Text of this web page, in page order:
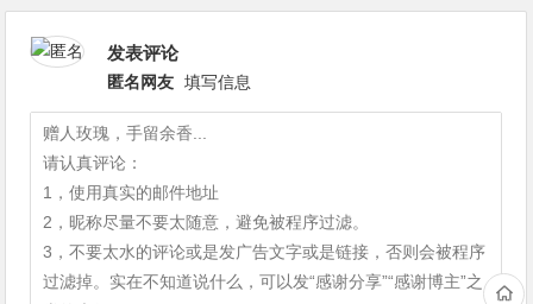
发表评论
匿名网友 填写信息